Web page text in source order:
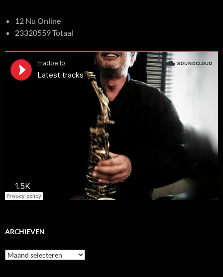
12 Nu Online
23320559 Totaal
ARCHIEVEN
Archieven